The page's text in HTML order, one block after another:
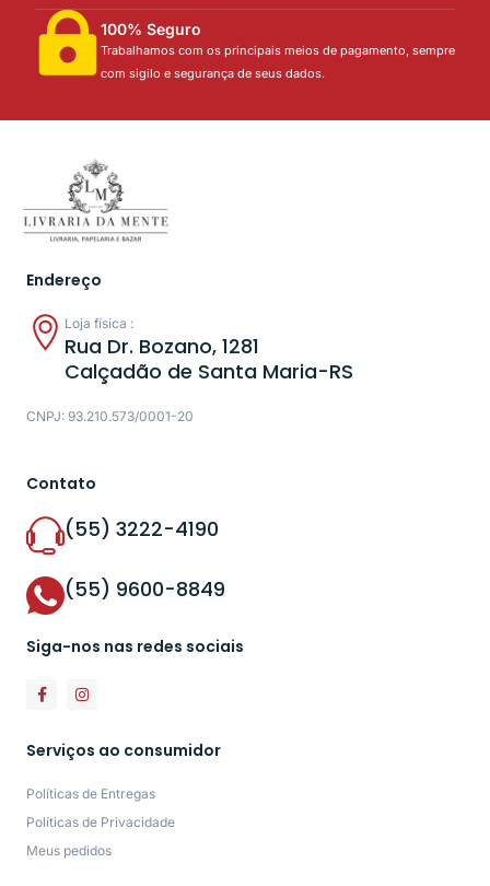
100% Seguro
Trabalhamos com os principais meios de pagamento, sempre
com sigilo e segurança de seus dados.
Endereço
Loja física :
Rua Dr. Bozano, 1281
Calçadão de Santa Maria-RS
CNPJ: 93.210.573/0001-20
Contato
(55) 3222-4190
(55) 9600-8849
Siga-nos nas redes sociais
Serviços ao consumidor
Políticas de Entregas
Políticas de Privacidade
Meus pedidos